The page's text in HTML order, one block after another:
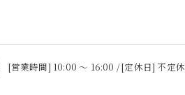
[営業時間] 10:00 〜 16:00 / [定休日] 不定休